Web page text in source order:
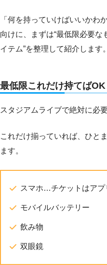
「何を持っていけばいいかわ
向けに、まずは“最低限必要な
イテム”を整理して紹介します。
最低限これだけ持てばOK
スタジアムライブで絶対に必
これだけ揃っていれば、ひと
ます。
スマホ…チケットはアプ
モバイルバッテリー
飲み物
双眼鏡